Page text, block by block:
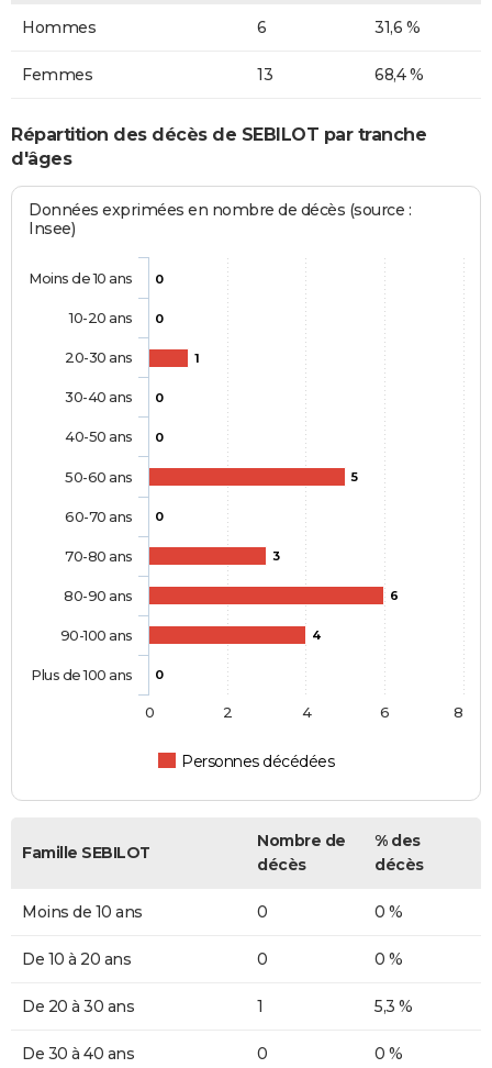
Hommes 6 31,6 %
Femmes 13 68,4 %
Répartition des décès de SEBILOT par tranche
d'âges
Données exprimées en nombre de décès (source :
Insee)
0
0
1
0
0
5
0
3
6
4
0
Personnes décédées
Moins de 10 ans
10-20 ans
20-30 ans
30-40 ans
40-50 ans
50-60 ans
60-70 ans
70-80 ans
80-90 ans
90-100 ans
Plus de 100 ans
0 2 4 6 8
Famille SEBILOT
Nombre de
décès
% des
décès
Moins de 10 ans 0 0 %
De 10 à 20 ans 0 0 %
De 20 à 30 ans 1 5,3 %
De 30 à 40 ans 0 0 %